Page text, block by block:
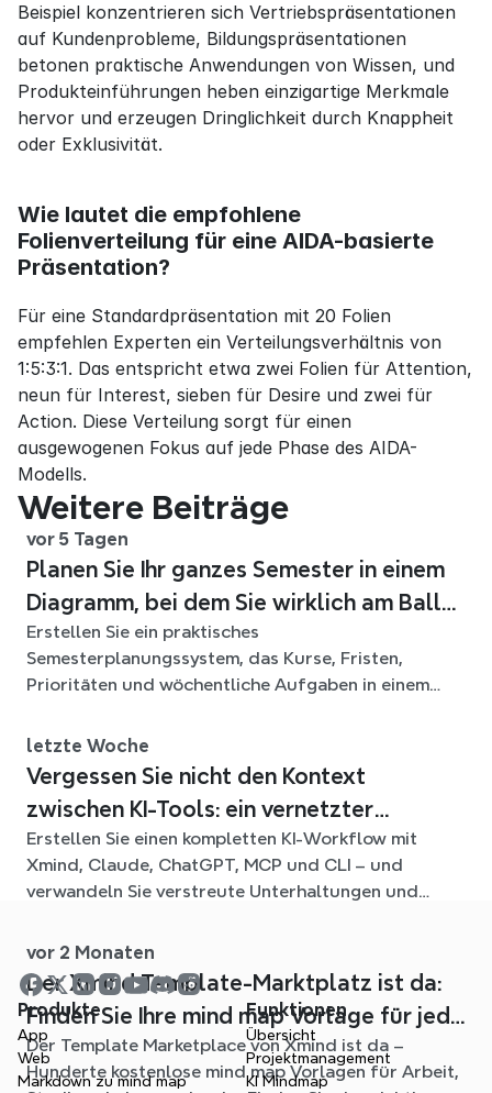
Beispiel konzentrieren sich Vertriebspräsentationen
auf Kundenprobleme, Bildungspräsentationen
betonen praktische Anwendungen von Wissen, und
Produkteinführungen heben einzigartige Merkmale
hervor und erzeugen Dringlichkeit durch Knappheit
oder Exklusivität.
Wie lautet die empfohlene
Folienverteilung für eine AIDA-basierte
Präsentation?
Für eine Standardpräsentation mit 20 Folien
empfehlen Experten ein Verteilungsverhältnis von
1:5:3:1. Das entspricht etwa zwei Folien für Attention,
neun für Interest, sieben für Desire und zwei für
Action. Diese Verteilung sorgt für einen
ausgewogenen Fokus auf jede Phase des AIDA-
Modells.
Weitere Beiträge
vor 5 Tagen
Planen Sie Ihr ganzes Semester in einem
Diagramm, bei dem Sie wirklich am Ball
bleiben
Erstellen Sie ein praktisches
Semesterplanungssystem, das Kurse, Fristen,
Prioritäten und wöchentliche Aufgaben in einem
verbindet.
letzte Woche
Vergessen Sie nicht den Kontext
zwischen KI-Tools: ein vernetzter
Workflow mit Xmind
Erstellen Sie einen kompletten KI-Workflow mit
Xmind, Claude, ChatGPT, MCP und CLI – und
verwandeln Sie verstreute Unterhaltungen und
vor 2 Monaten
Der Xmind Template-Marktplatz ist da:
Finden Sie Ihre mind map Vorlage für jede
Situation
Der Template Marketplace von Xmind ist da –
Hunderte kostenlose mind map Vorlagen für Arbeit,
Produkte
App
Web
Markdown zu mind map
Funktionen
Übersicht
Projektmanagement
KI Mindmap